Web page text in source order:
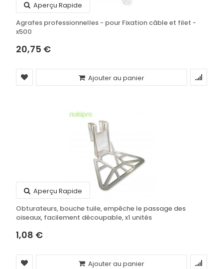
Aperçu Rapide
Agrafes professionnelles - pour Fixation câble et filet -
x500
20,75 €
Ajouter au panier
Aperçu Rapide
Obturateurs, bouche tuile, empêche le passage des
oiseaux, facilement découpable, x1 unités
1,08 €
Ajouter au panier